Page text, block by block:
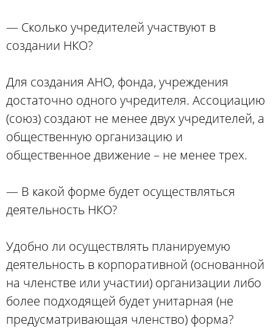
— Сколько учредителей участвуют в
создании НКО?
Для создания АНО, фонда, учреждения
достаточно одного учредителя. Ассоциацию
(союз) создают не менее двух учредителей, а
общественную организацию и
общественное движение – не менее трех.
— В какой форме будет осуществляться
деятельность НКО?
Удобно ли осуществлять планируемую
деятельность в корпоративной (основанной
на членстве или участии) организации либо
более подходящей будет унитарная (не
предусматривающая членство) форма?